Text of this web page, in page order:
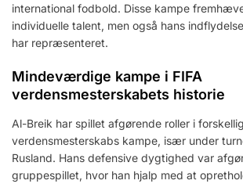
international fodbold. Disse kampe
individuelle talent, men også hans
har repræsenteret.
Mindeværdige kampe i FIFA
verdensmesterskabets historie
Al-Breik har spillet afgørende roller i
verdensmesterskabs kampe, især under
Rusland. Hans defensive dygtighed var
gruppespillet, hvor han hjalp med at